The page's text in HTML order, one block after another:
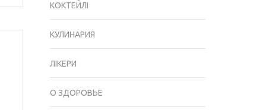
КОКТЕЙЛІ
КУЛИНАРИЯ
ЛІКЕРИ
О ЗДОРОВЬЕ